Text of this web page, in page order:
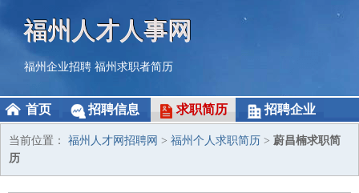
福州人才人事网
福州企业招聘 福州求职者简历
首页 招聘信息 求职简历 招聘企业
当前位置： 福州人才网招聘网 > 福州个人求职简历 > 蔚昌楠求职简
历